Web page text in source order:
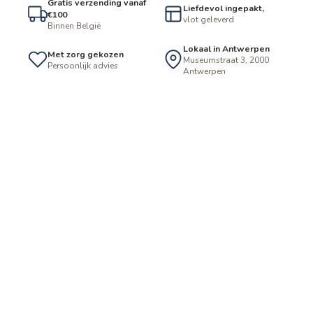
Gratis verzending vanaf
€100
Binnen België
Liefdevol ingepakt,
vlot geleverd
Met zorg gekozen
Persoonlijk advies
Lokaal in Antwerpen
Museumstraat 3, 2000
Antwerpen